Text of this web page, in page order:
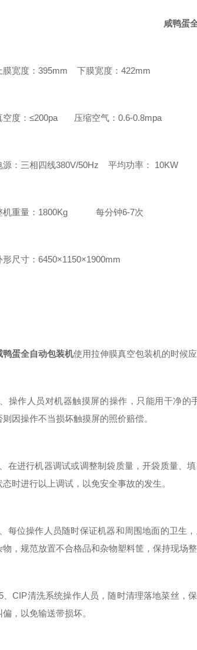
咸鸭蛋
度：395mm 下膜宽度：422mm
：≤200pa 压缩空气：0.6-0.8mpa
三相四线380V/50Hz 平均功率： 10KW
量：1800Kg 每分钟6-7次
寸：6450×1150×1900mm
鸭蛋全自动包装机使用拉伸膜真空包装机的时候应
人员对机器触摸屏的操作，只能用干净的手
因操作不当损坏触摸屏的照价赔偿。
行机器调试或调整制袋质量，开袋质量、填
时进行以上调试，以免安全事故的发生。
操作人员随时保证机器和周围地面的卫生，
物，规范放置不合格品和杂物塑料筐，保持现场整
清洗系统操作人员，随时清理落地菜丝，保
，以免输送带损坏。